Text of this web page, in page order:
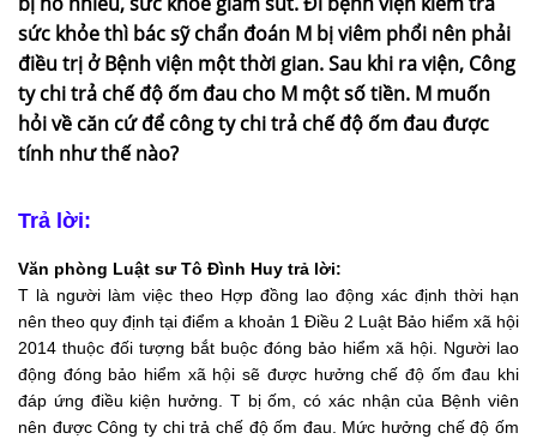
HỆ
sức khỏe thì bác sỹ chẩn đoán M bị viêm phổi nên phải
điều trị ở Bệnh viện một thời gian. Sau khi ra viện, Công
ty chi trả chế độ ốm đau cho M một số tiền. M muốn
hỏi về căn cứ để công ty chi trả chế độ ốm đau được
tính như thế nào?
Trả lời:
Văn phòng Luật sư Tô Đình Huy trả lời:
T là người làm việc theo Hợp đồng lao động xác định thời hạn
nên theo quy định tại điểm a khoản 1 Điều 2 Luật Bảo hiểm xã hội
2014 thuộc đối tượng bắt buộc đóng bảo hiểm xã hội. Người lao
động đóng bảo hiểm xã hội sẽ được hưởng chế độ ốm đau khi
đáp ứng điều kiện hưởng. T bị ốm, có xác nhận của Bệnh viên
nên được Công ty chi trả chế độ ốm đau. Mức hưởng chế độ ốm